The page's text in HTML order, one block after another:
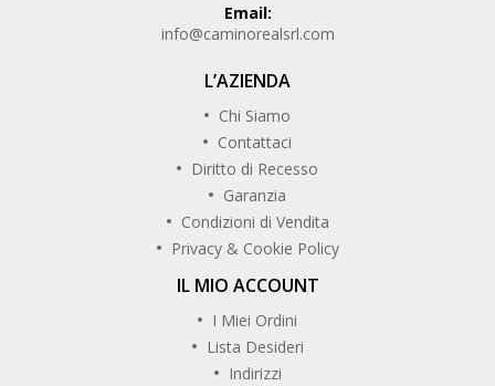
Email:
info@caminorealsrl.com
L’AZIENDA
Chi Siamo
Contattaci
Diritto di Recesso
Garanzia
Condizioni di Vendita
Privacy & Cookie Policy
IL MIO ACCOUNT
I Miei Ordini
Lista Desideri
Indirizzi